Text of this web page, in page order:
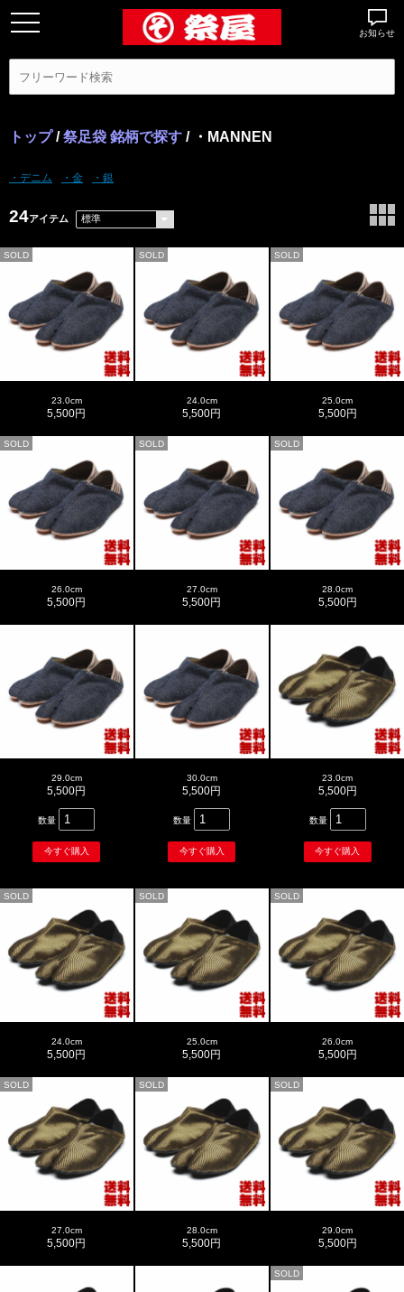
お知らせ
トップ/祭足袋 銘柄で探す / ・MANNEN
・デニム ・金 ・銀
24アイテム
SOLD
23.0cm
5,500円
SOLD
24.0cm
5,500円
SOLD
25.0cm
5,500円
SOLD
26.0cm
5,500円
SOLD
27.0cm
5,500円
SOLD
28.0cm
5,500円
29.0cm
5,500円
数量
30.0cm
5,500円
数量
23.0cm
5,500円
数量
SOLD
24.0cm
5,500円
SOLD
25.0cm
5,500円
SOLD
26.0cm
5,500円
SOLD
27.0cm
5,500円
SOLD
28.0cm
5,500円
SOLD
29.0cm
5,500円
SOLD